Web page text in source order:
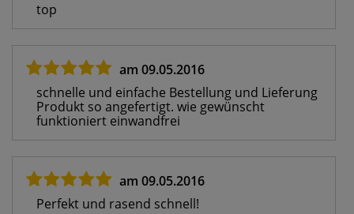
top
am 09.05.2016
schnelle und einfache Bestellung und Lieferung
Produkt so angefertigt. wie gewünscht
funktioniert einwandfrei
am 09.05.2016
Perfekt und rasend schnell!